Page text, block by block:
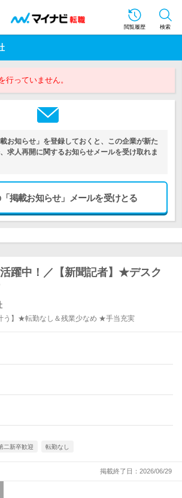
閲覧履歴 検索
行っていません。
お知らせ」を登録しておくと、この企業が新た
求人再開に関するお知らせメールを受け取れま
掲載お知らせ」メールを受けとる
躍中！／【新聞記者】★デスク
う】★転勤なし＆残業少なめ ★手当充実
二新卒歓迎 転勤なし
掲載終了日：2026/06/29